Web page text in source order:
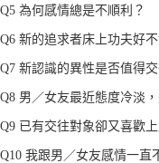
Q5 為何感情總是不順利？
Q6 新的追求者床上功夫好不
Q7 新認識的異性是否值得交
Q8 男／女友最近態度冷淡
Q9 已有交往對象卻又喜歡
Q10 我跟男／女友感情一直